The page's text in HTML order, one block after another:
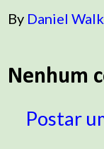
By Daniel
Nenhum
Postar